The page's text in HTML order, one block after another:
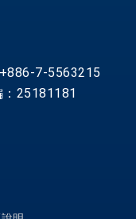
7-5563215
：25181181